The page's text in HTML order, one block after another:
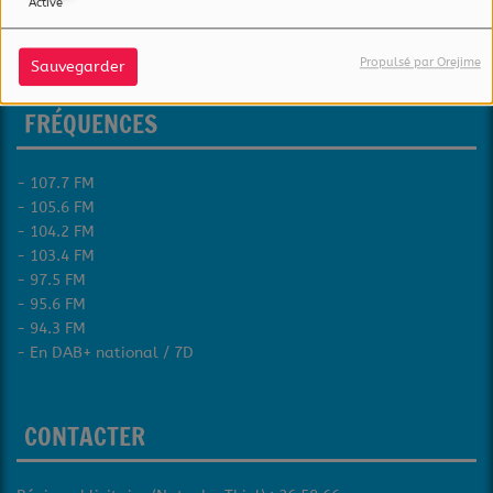
Activé
Sauvegarder Propulsé par Orejime
FRÉQUENCES
- 107.7 FM
- 105.6 FM
- 104.2 FM
- 103.4 FM
- 97.5 FM
- 95.6 FM
- 94.3 FM
- En DAB+ national / 7D
CONTACTER